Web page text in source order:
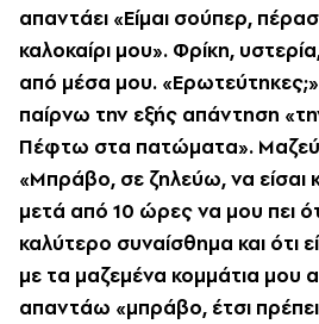
απαντάει «Είμαι σούπερ,
καλοκαίρι μου». Φρίκη,
από μέσα μου.
παίρνω την εξής απάντηση
Πέφτω στα πατώματα».
«Μπράβο, σε ζηλεύω, να είσαι
μετά από 10 ώρες να μου πει
καλύτερο συναίσθημα και ότι
με τα μαζεμένα κομμάτια μου
απαντάω «μπράβο, έτσι πρέπει